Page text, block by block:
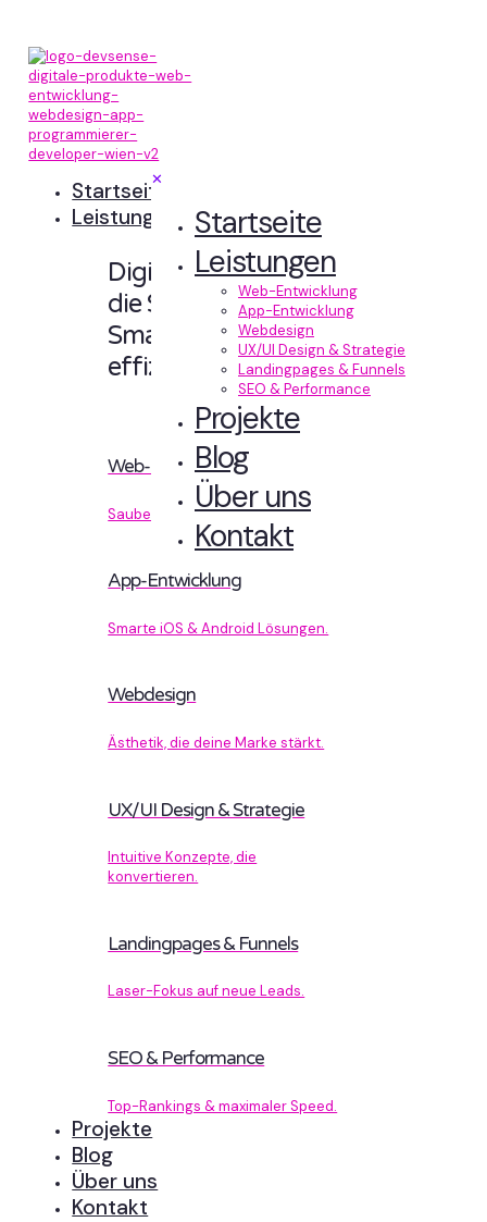
✕
Startseite
Leistungen
Web-Entwicklung
App-Entwicklung
Webdesign
UX/UI Design & Strategie
Landingpages & Funnels
SEO & Performance
Projekte
Blog
Über uns
Kontakt
Startseite
Leistungen
Digitale Erlebnisse,
die Sinn machen.
Smart designt und
effizient entwickelt.
Web-Entwicklung
Sauberer Code, der performt.
App-Entwicklung
Smarte iOS & Android Lösungen.
Webdesign
Ästhetik, die deine Marke stärkt.
UX/UI Design & Strategie
Intuitive Konzepte, die
konvertieren.
Landingpages & Funnels
Laser-Fokus auf neue Leads.
SEO & Performance
Top-Rankings & maximaler Speed.
Projekte
Blog
Über uns
Kontakt